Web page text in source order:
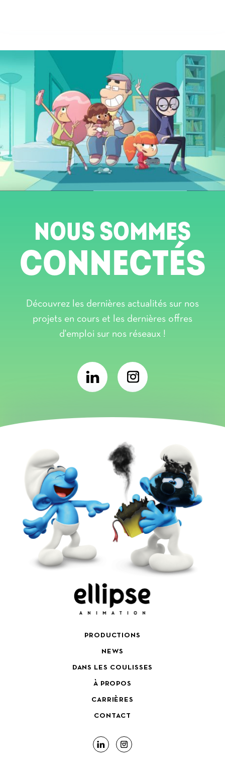
NOUS SOMMES
CONNECTÉS
Découvrez les dernières actualités sur nos
projets en cours et les dernières offres
d'emploi sur nos réseaux !
PRODUCTIONS
NEWS
DANS LES COULISSES
À PROPOS
CARRIÈRES
CONTACT